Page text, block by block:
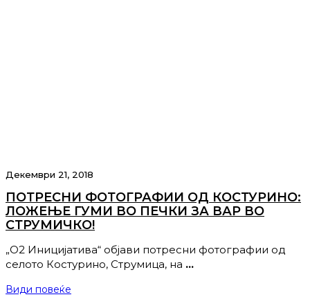
Декември 21, 2018
ПОТРЕСНИ ФОТОГРАФИИ ОД КОСТУРИНО:
ЛОЖЕЊЕ ГУМИ ВО ПЕЧКИ ЗА ВАР ВО
СТРУМИЧКО!
„О2 Иницијатива“ објави потресни фотографии од
селото Костурино, Струмица, на …
Види повеќе